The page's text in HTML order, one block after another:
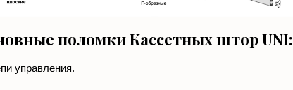
поломки Кассетных штор UNI:
управления.